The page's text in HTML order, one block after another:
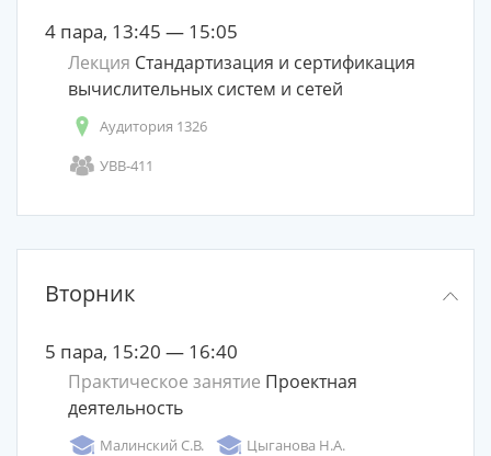
4 пара, 13:45 — 15:05
Лекция Стандартизация и сертификация
вычислительных систем и сетей
Аудитория 1326
УВВ-411
Вторник
5 пара, 15:20 — 16:40
Практическое занятие Проектная
деятельность
Малинский С.В.
Цыганова Н.А.